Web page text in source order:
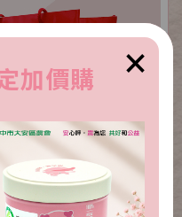
×
加價購